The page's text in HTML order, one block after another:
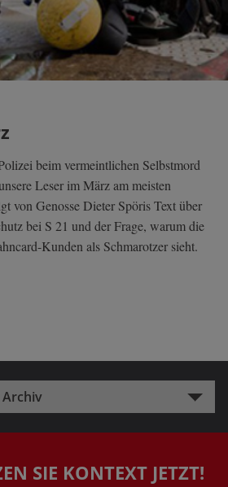
beim vermeintlichen Selbstmord
Leser im März am meisten
von Genosse Dieter Spöris Text über
bei S 21 und der Frage, warum die
Kunden als Schmarotzer sieht.
SIE KONTEXT JETZT!